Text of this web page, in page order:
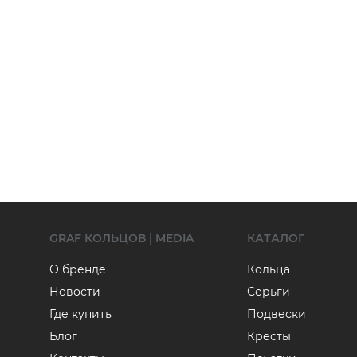
GRAF КОЛЬЦОВ | MEDIA
О бренде
Новости
Где купить
Блог
КАТАЛОГ
Кольца
Серьги
Подвески
Кресты